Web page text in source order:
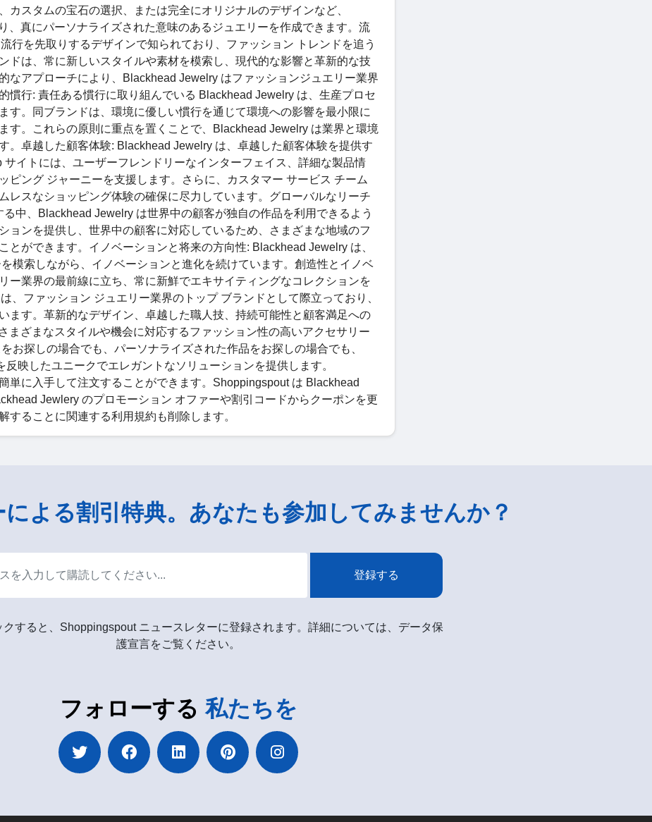
スタムの宝石の選択、または完全にオリジナルのデザインなど、
、真にパーソナライズされた意味のあるジュエリーを作成できます。流
行を先取りするデザインで知られており、ファッション トレンドを追う
ドは、常に新しいスタイルや素材を模索し、現代的な影響と革新的な技
なアプローチにより、Blackhead Jewelry はファッションジュエリー業界
慣行: 責任ある慣行に取り組んでいる Blackhead Jewelry は、生産プロセ
す。同ブランドは、環境に優しい慣行を通じて環境への影響を最小限に
す。これらの原則に重点を置くことで、Blackhead Jewelry は業界と環境
。卓越した顧客体験: Blackhead Jewelry は、卓越した顧客体験を提供す
イトには、ユーザーフレンドリーなインターフェイス、詳細な製品情
ピング ジャーニーを支援します。さらに、カスタマー サービス チーム
レスなショッピング体験の確保に尽力しています。グローバルなリーチ
中、Blackhead Jewelry は世界中の顧客が独自の作品を利用できるよう
ョンを提供し、世界中の顧客に対応しているため、さまざまな地域のフ
とができます。イノベーションと将来の方向性: Blackhead Jewelry は、
模索しながら、イノベーションと進化を続けています。創造性とイノベ
ー業界の最前線に立ち、常に新鮮でエキサイティングなコレクションを
、ファッション ジュエリー業界のトップ ブランドとして際立っており、
ます。革新的なデザイン、卓越した職人技、持続可能性と顧客満足への
まざまなスタイルや機会に対応するファッション性の高いアクセサリー
お探しの場合でも、パーソナライズされた作品をお探しの場合でも、
映したユニークでエレガントなソリューションを提供します。
単に入手して注文することができます。Shoppingspout は Blackhead
Jewlery のプロモーション オファーや割引コードからクーポンを更
ることに関連する利用規約も削除します。
よる割引特典。あなたも参加してみませんか？
登録する
クすると、Shoppingspout ニュースレターに登録されます。詳細については、データ保
護宣言をご覧ください。
フォローする私たちを